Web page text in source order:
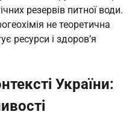
резервів питної води.
не теоретична
ресурси і здоров’я
України: